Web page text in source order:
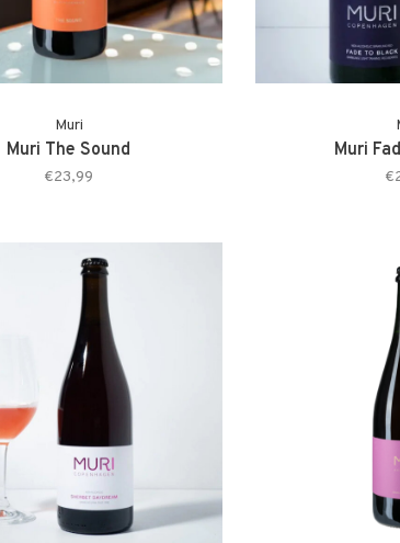
Muri
Muri The Sound
€23,99
Muri